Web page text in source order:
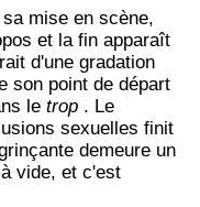
mise en scène,
et la fin apparaît
d'une gradation
son point de départ
le trop . Le
sexuelles finit
demeure un
vide, et c'est